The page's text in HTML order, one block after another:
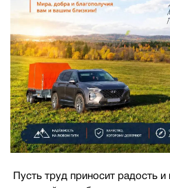
Пусть труд приносит радость и